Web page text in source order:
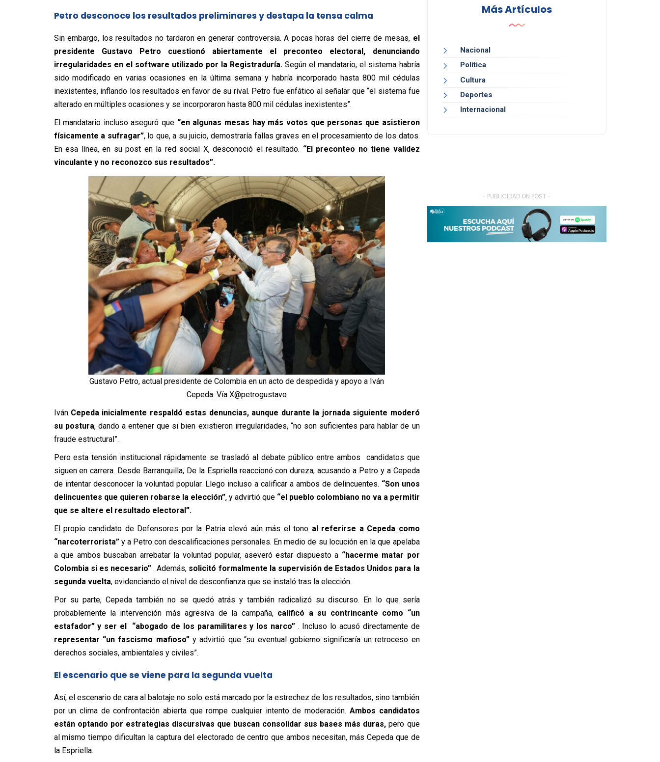
Petro desconoce los resultados preliminares y destapa la tensa calma
Sin embargo, los resultados no tardaron en generar controversia. A pocas horas del cierre de mesas, el
presidente Gustavo Petro cuestionó abiertamente el preconteo electoral, denunciando
irregularidades en el software utilizado por la Registraduría. Según el mandatario, el sistema habría
sido modificado en varias ocasiones en la última semana y habría incorporado hasta 800 mil cédulas
inexistentes, inflando los resultados en favor de su rival. Petro fue enfático al señalar que “el sistema fue
alterado en múltiples ocasiones y se incorporaron hasta 800 mil cédulas inexistentes”.
El mandatario incluso aseguró que “en algunas mesas hay más votos que personas que asistieron
físicamente a sufragar”, lo que, a su juicio, demostraría fallas graves en el procesamiento de los datos.
En esa línea, en su post en la red social X, desconoció el resultado. “El preconteo no tiene validez
vinculante y no reconozco sus resultados”.
Gustavo Petro, actual presidente de Colombia en un acto de despedida y apoyo a Iván
Cepeda. Vía X@petrogustavo
IvánCepeda inicialmente respaldó estas denuncias, aunque durante la jornada siguiente moderó
su postura, dando a entener que si bien existieron irregularidades, “no son suficientes para hablar de un
fraude estructural”.
Pero esta tensión institucional rápidamente se trasladó al debate público entre ambos candidatos que
siguen en carrera. Desde Barranquilla, De la Espriella reaccionó con dureza, acusando a Petro y a Cepeda
de intentar desconocer la voluntad popular. Llego incluso a calificar a ambos de delincuentes. “Son unos
delincuentes que quieren robarse la elección”, y advirtió que “el pueblo colombiano no va a permitir
que se altere el resultado electoral”.
El propio candidato de Defensores por la Patria elevó aún más el tono al referirse a Cepeda como
“narcoterrorista”y a Petro con descalificaciones personales. En medio de su locución en la que apelaba
a que ambos buscaban arrebatar la voluntad popular, aseveró estar dispuesto a “hacerme matar por
Colombia si es necesario”. Además, solicitó formalmente la supervisión de Estados Unidos para la
segunda vuelta, evidenciando el nivel de desconfianza que se instaló tras la elección.
Por su parte, Cepeda también no se quedó atrás y también radicalizó su discurso. En lo que sería
probablemente la intervención más agresiva de la campaña,calificó a su contrincante como “un
estafador” y ser el “abogado de los paramilitares y los narco” . Incluso lo acusó directamente de
representar “un fascismo mafioso”y advirtió que “su eventual gobierno significaría un retroceso en
derechos sociales, ambientales y civiles”.
El escenario que se viene para la segunda vuelta
Así, el escenario de cara al balotaje no solo está marcado por la estrechez de los resultados, sino también
por un clima de confrontación abierta que rompe cualquier intento de moderación. Ambos candidatos
están optando por estrategias discursivas que buscan consolidar sus bases más duras, pero que
al mismo tiempo dificultan la captura del electorado de centro que ambos necesitan, más Cepeda que de
la Espriella.
Más Artículos
Nacional
Política
Cultura
Deportes
Internacional
- PUBLICIDAD ON POST -